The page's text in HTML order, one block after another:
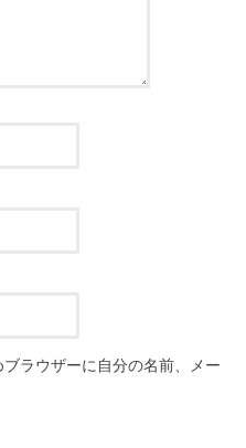
ラウザーに自分の名前、メー